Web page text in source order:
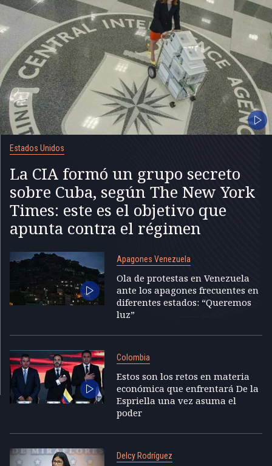
Estados Unidos
La CIA formó un grupo secreto
sobre Cuba, según The New York
Times: este es el objetivo que
apunta contra el régimen
Apagones Venezuela
Ola de protestas en Venezuela
ante los apagones frecuentes en
diferentes estados: “Queremos
luz”
Colombia
Estos son los retos en materia
económica que enfrentará De la
Espriella una vez asuma el
poder
Delcy Rodríguez